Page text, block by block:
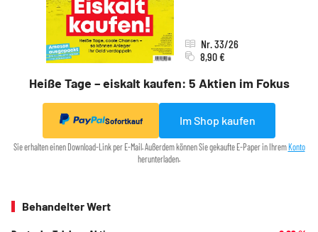
Heiße Tage – eiskalt kaufen: 5 Aktien im Fokus
Nr. 33/26
8,90 €
Sofortkauf Im Shop kaufen
Sie erhalten einen Download-Link per E-Mail. Außerdem können Sie gekaufte E-Paper in Ihrem Konto
herunterladen.
Behandelter Wert